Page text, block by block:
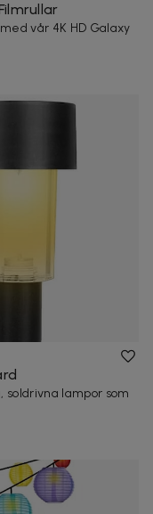
vår 4K HD Galaxy
soldrivna lampor som